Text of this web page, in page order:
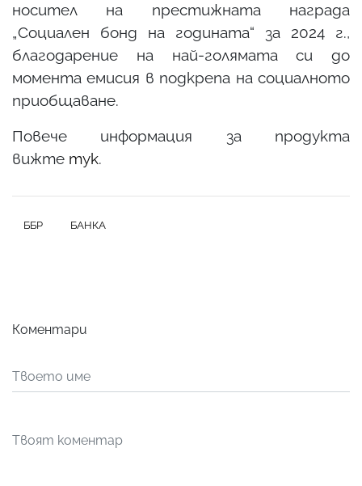
носител на престижната награда
„Социален бонд на годината“ за 2024 г.,
благодарение на най-голямата си до
момента емисия в подкрепа на социалното
приобщаване.
Повече информация за продукта
вижте тук.
ББР БАНКА
Коментари